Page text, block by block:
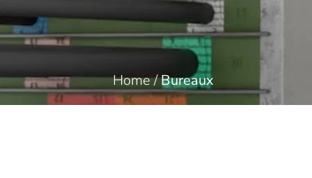
Home/Bureaux